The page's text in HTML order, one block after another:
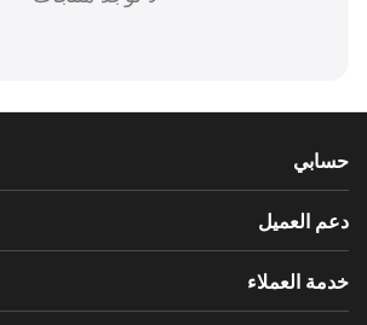
حسابي
دعم العميل
خدمة العملاء